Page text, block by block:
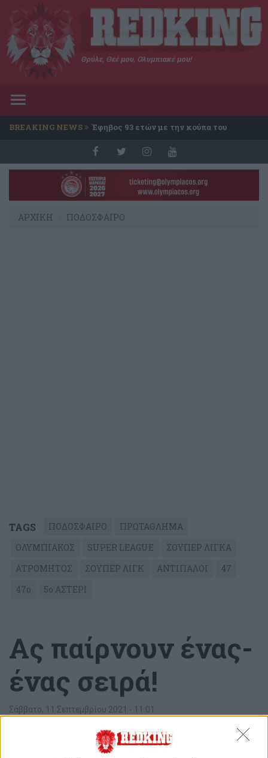
Θρύλε, Θεέ μου, Ολυμπιακέ μου!
Toggle
BREAKING NEWS Έφηβος 93 ετών με την κούπα του
ΑΡΧΙΚΗ ΠΟΔΟΣΦΑΙΡΟ
TAGS ΠΟΔΟΣΦΑΙΡΟ
ΠΡΩΤΑΘΛΗΜΑ
ΟΛΥΜΠΙΑΚΟΣ
SUPER LEAGUE
ΣΟΥΠΕΡ ΛΙΓΚΑ
ΑΤΡΟΜΗΤΟΣ
ΣΟΥΠΕΡ ΛΙΓΚ ΑΝΤΙΠΑΛΟΙ
47
47ο
5ο ΑΣΤΕΡΙ
Ας παίρνουν ένας-
ένας σειρά!
Σάββατο, 11 Σεπτεμβρίου 2021 - 11:01